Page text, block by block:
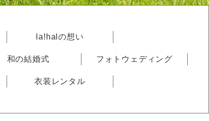
la!halの想い
和の結婚式 フォトウェディング
衣装レンタル